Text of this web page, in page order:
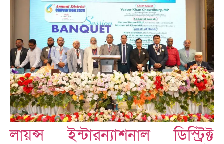
লায়ন্স ইন্টারন্যাশনাল ডিস্ট্রিক্ট